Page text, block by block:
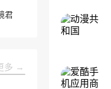
君
多 →